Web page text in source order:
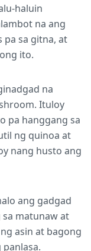
haluin
na ang
pa sa gitna, at
ito.
na
Ituloy
pa hanggang sa
ng quinoa at
nang husto ang
ang gadgad
sa matunaw at
asin at bagong